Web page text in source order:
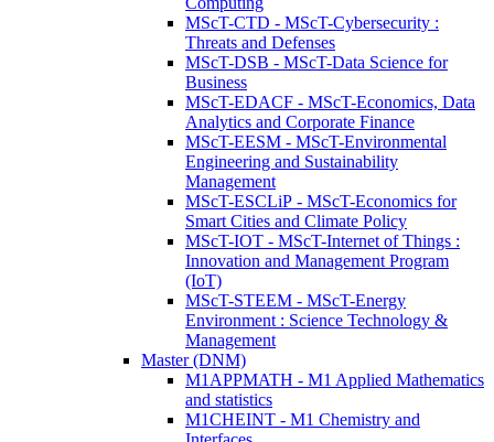
MScT-CTD - MScT-Cybersecurity :
Threats and Defenses
MScT-DSB - MScT-Data Science for
Business
MScT-EDACF - MScT-Economics, Data
Analytics and Corporate Finance
MScT-EESM - MScT-Environmental
Engineering and Sustainability
Management
MScT-ESCLiP - MScT-Economics for
Smart Cities and Climate Policy
MScT-IOT - MScT-Internet of Things :
Innovation and Management Program
(IoT)
MScT-STEEM - MScT-Energy
Environment : Science Technology &
Management
Master (DNM)
M1APPMATH - M1 Applied Mathematics
and statistics
M1CHEINT - M1 Chemistry and